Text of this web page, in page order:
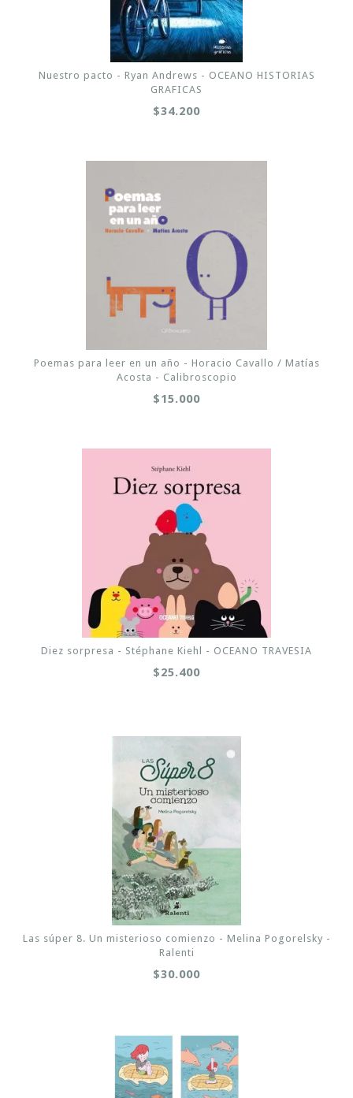
Nuestro pacto - Ryan Andrews - OCEANO HISTORIAS
GRAFICAS
$34.200
Poemas para leer en un año - Horacio Cavallo / Matías
Acosta - Calibroscopio
$15.000
Diez sorpresa - Stéphane Kiehl - OCEANO TRAVESIA
$25.400
Las súper 8. Un misterioso comienzo - Melina Pogorelsky -
Ralenti
$30.000